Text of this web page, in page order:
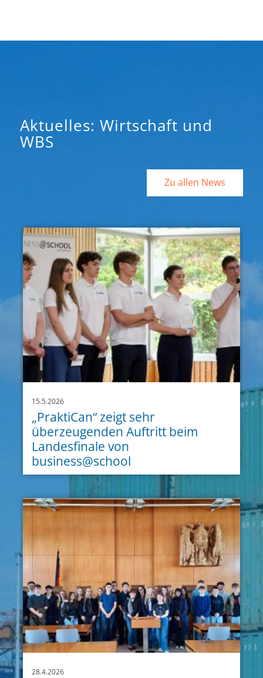
Aktuelles: Wirtschaft und
WBS
Zu allen News
15.5.2026
„PraktiCan“ zeigt sehr
überzeugenden Auftritt beim
Landesfinale von
business@school
28.4.2026